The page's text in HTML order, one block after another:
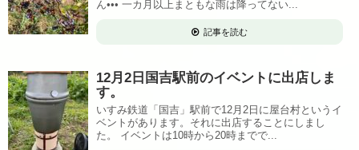
ん••• 一カ月以上まともな雨は降ってない...
記事を読む
12月2日国吉駅前のイベントに出店しま
す。
いすみ鉄道「国吉」駅前で12月2日に屋台村というイ
ベントがあります。それに出店することにしまし
た。 イベントは10時から20時までで...